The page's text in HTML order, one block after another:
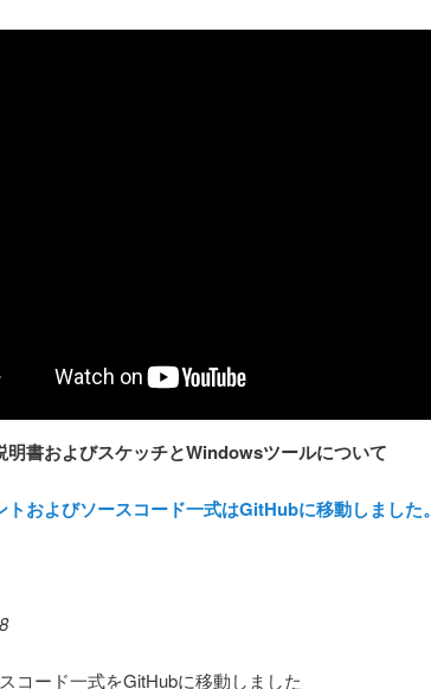
明書およびスケッチとWindowsツールについて
トおよびソースコード一式はGitHubに移動しました。
コード一式をGitHubに移動しました